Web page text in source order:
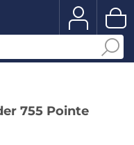
755 Pointe